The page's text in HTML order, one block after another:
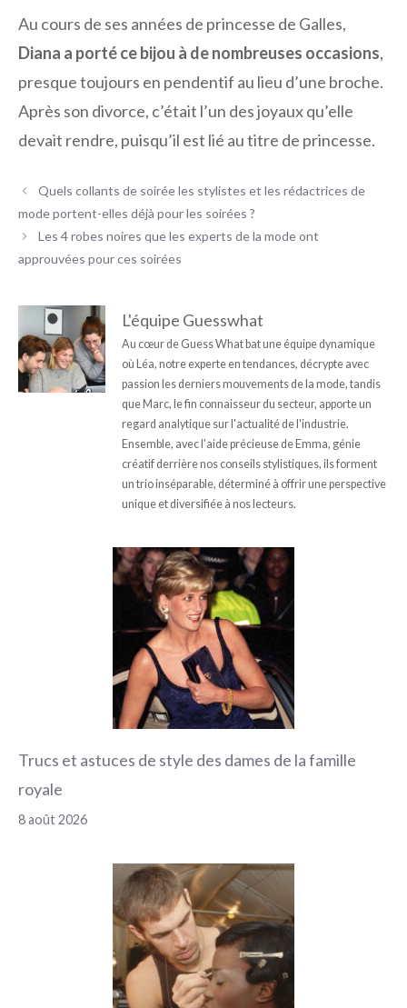
Au cours de ses années de princesse de Galles,
Diana a porté ce bijou à de nombreuses occasions,
presque toujours en pendentif au lieu d’une broche.
Après son divorce, c’était l’un des joyaux qu’elle
devait rendre, puisqu’il est lié au titre de princesse.
Quels collants de soirée les stylistes et les rédactrices de
mode portent-elles déjà pour les soirées ?
Les 4 robes noires que les experts de la mode ont
approuvées pour ces soirées
L'équipe Guesswhat
Au cœur de Guess What bat une équipe dynamique
où Léa, notre experte en tendances, décrypte avec
passion les derniers mouvements de la mode, tandis
que Marc, le fin connaisseur du secteur, apporte un
regard analytique sur l'actualité de l'industrie.
Ensemble, avec l'aide précieuse de Emma, génie
créatif derrière nos conseils stylistiques, ils forment
un trio inséparable, déterminé à offrir une perspective
unique et diversifiée à nos lecteurs.
Trucs et astuces de style des dames de la famille
royale
8 août 2026